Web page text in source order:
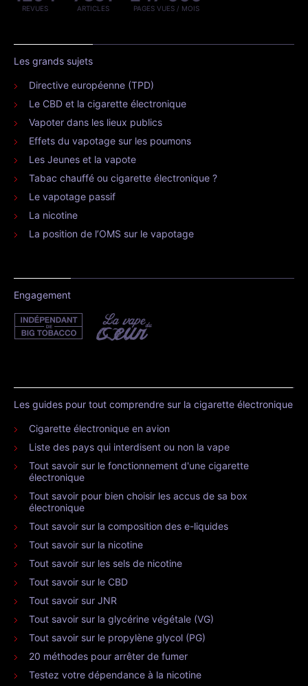
REVUES ARTICLES PAGES VUES / MOIS
Les grands sujets
Directive européenne (TPD)
Le CBD et la cigarette électronique
Vapoter dans les lieux publics
Effets du vapotage sur les poumons
Les Jeunes et la vapote
Tabac chauffé ou cigarette électronique ?
Le vapotage passif
La nicotine
La position de l’OMS sur le vapotage
Engagement
Les guides pour tout comprendre sur la cigarette électronique
Cigarette électronique en avion
Liste des pays qui interdisent ou non la vape
Tout savoir sur le fonctionnement d'une cigarette
électronique
Tout savoir pour bien choisir les accus de sa box
électronique
Tout savoir sur la composition des e-liquides
Tout savoir sur la nicotine
Tout savoir sur les sels de nicotine
Tout savoir sur le CBD
Tout savoir sur JNR
Tout savoir sur la glycérine végétale (VG)
Tout savoir sur le propylène glycol (PG)
20 méthodes pour arrêter de fumer
Testez votre dépendance à la nicotine